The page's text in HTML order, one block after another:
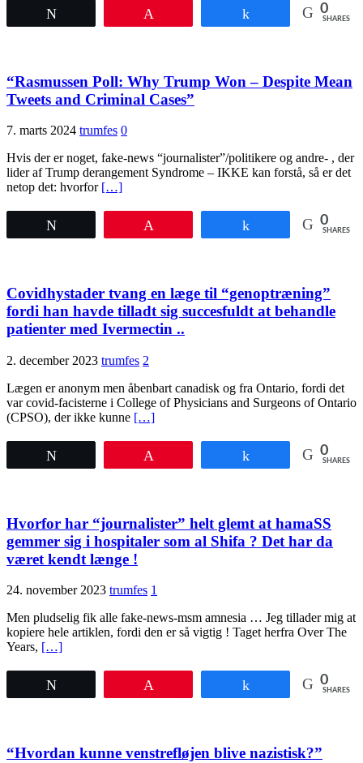
0
SHARES
“Rasmussen Poll: Why Trump Won – Despite Mean
Tweets and Criminal Cases”
7. marts 2024 trumfes 0
Hvis der er noget, fake-news “journalister”/politikere og andre- , der
lider af Trump derangement Syndrome – IKKE kan forstå, så er det
netop det: hvorfor […]
0
SHARES
Covidhystader tvang en læge til “genoptræning”
fordi han havde tilladt sig succesfuldt at behandle
patienter med Ivermectin ..
2. december 2023 trumfes 2
Lægen er anonym men åbenbart canadisk og fra Ontario, fordi det
var covid-facisterne i College of Physicians and Surgeons of Ontario
(CPSO), der ikke kunne […]
0
SHARES
Hvorfor har “journalister” helt glemt at hamaSS
gemmer sig i hospitaler som al Shifa ? Det har da
været kendt længe !
24. november 2023 trumfes 1
Men pludselig fik alle fake-news-msm amnesia … Jeg tillader mig at
kopiere hele artiklen, fordi den er så vigtig ! Taget herfra Over The
Years, […]
0
SHARES
“Hvordan kunne venstrefløjen blive nazistisk?”